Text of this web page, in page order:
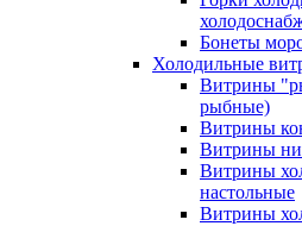
Бонеты
Холодильные
Витрины
рыбные)
Витрины
Витрины
Витрины
настольные
Витрины